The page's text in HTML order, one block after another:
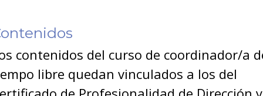
contenidos del curso de coordinador/a
libre quedan vinculados a los del